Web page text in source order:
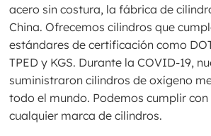
acero sin costura, la fábrica de
China. Ofrecemos cilindros que
estándares de certificación como
TPED y KGS. Durante la COVID-19,
suministraron cilindros de oxígeno
todo el mundo. Podemos cumplir
cualquier marca de cilindros.